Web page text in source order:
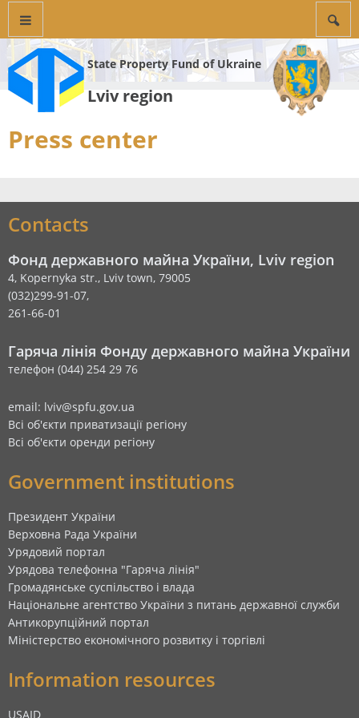
State Property Fund of Ukraine
Lviv region
Press center
Contacts
Фонд державного майна України, Lviv region
4, Kopernyka str., Lviv town, 79005
(032)299-91-07,
261-66-01
Гаряча лінія Фонду державного майна України
телефон (044) 254 29 76
email: lviv@spfu.gov.ua
Всі об'єкти приватизації регіону
Всі об'єкти оренди регіону
Government institutions
Президент України
Верховна Рада України
Урядовий портал
Урядова телефонна "Гаряча лінія"
Громадянське суспільство і влада
Національне агентство України з питань державної служби
Антикорупційний портал
Міністерство економічного розвитку і торгівлі
Information resources
USAID